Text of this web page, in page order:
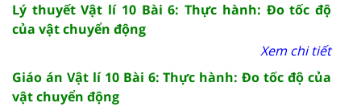
Lý thuyết Vật lí 10 Bài 6: Thực hành: Đo tốc độ
của vật chuyển động
Xem chi tiết
Giáo án Vật lí 10 Bài 6: Thực hành: Đo tốc độ của
vật chuyển động